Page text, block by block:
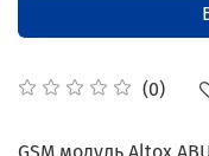
(0)